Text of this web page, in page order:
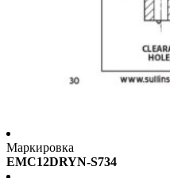
Маркировка
EMC12DRYN-S734